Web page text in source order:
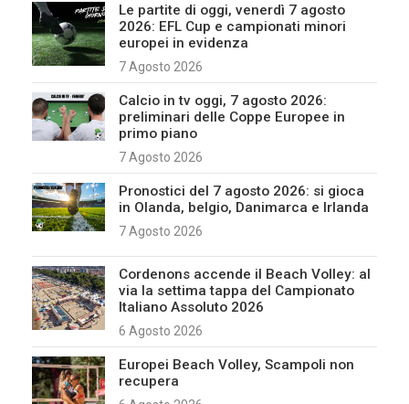
Le partite di oggi, venerdì 7 agosto
2026: EFL Cup e campionati minori
europei in evidenza
7 Agosto 2026
Calcio in tv oggi, 7 agosto 2026:
preliminari delle Coppe Europee in
primo piano
7 Agosto 2026
Pronostici del 7 agosto 2026: si gioca
in Olanda, belgio, Danimarca e Irlanda
7 Agosto 2026
Cordenons accende il Beach Volley: al
via la settima tappa del Campionato
Italiano Assoluto 2026
6 Agosto 2026
Europei Beach Volley, Scampoli non
recupera